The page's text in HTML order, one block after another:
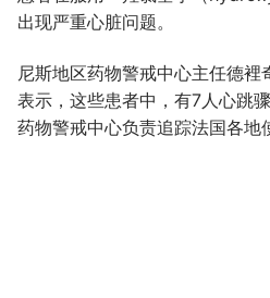
出现严重心脏问题。
尼斯地区药物警戒中心主任德裡
表示，这些患者中，有7人心跳
药物警戒中心负责追踪法国各地